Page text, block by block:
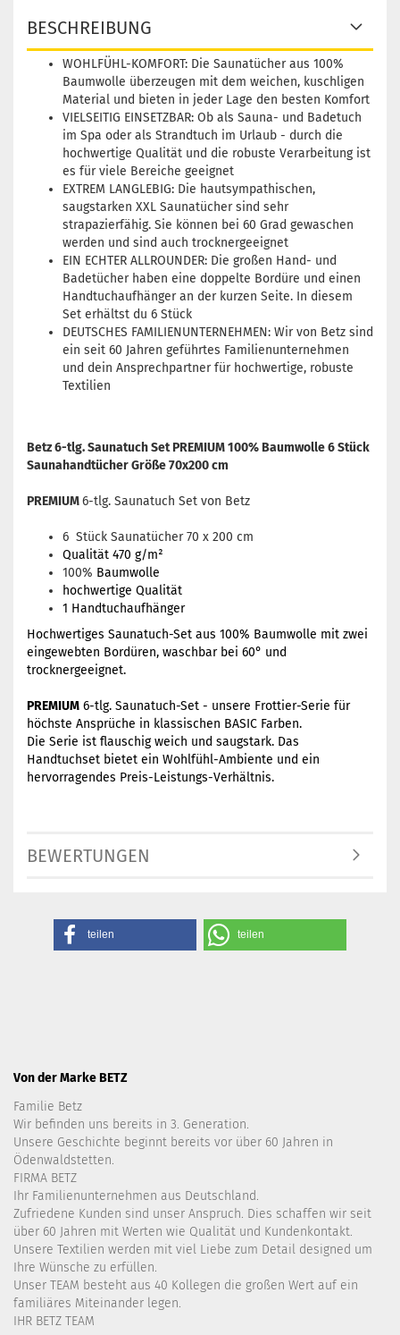
BESCHREIBUNG
WOHLFÜHL-KOMFORT: Die Saunatücher aus 100%
Baumwolle überzeugen mit dem weichen, kuschligen
Material und bieten in jeder Lage den besten Komfort
VIELSEITIG EINSETZBAR: Ob als Sauna- und Badetuch
im Spa oder als Strandtuch im Urlaub - durch die
hochwertige Qualität und die robuste Verarbeitung ist
es für viele Bereiche geeignet
EXTREM LANGLEBIG: Die hautsympathischen,
saugstarken XXL Saunatücher sind sehr
strapazierfähig. Sie können bei 60 Grad gewaschen
werden und sind auch trocknergeeignet
EIN ECHTER ALLROUNDER: Die großen Hand- und
Badetücher haben eine doppelte Bordüre und einen
Handtuchaufhänger an der kurzen Seite. In diesem
Set erhältst du 6 Stück
DEUTSCHES FAMILIENUNTERNEHMEN: Wir von Betz sind
ein seit 60 Jahren geführtes Familienunternehmen
und dein Ansprechpartner für hochwertige, robuste
Textilien
Betz 6-tlg. Saunatuch Set PREMIUM 100% Baumwolle 6 Stück
Saunahandtücher Größe 70x200 cm
PREMIUM6-tlg. Saunatuch Set von Betz
6 Stück Saunatücher 70 x 200 cm
Qualität 470 g/m²
100% Baumwolle
hochwertige Qualität
1 Handtuchaufhänger
Hochwertiges Saunatuch-Set aus 100% Baumwolle mit zwei
eingewebten Bordüren, waschbar bei 60° und
trocknergeeignet.
PREMIUM 6-tlg. Saunatuch-Set - unsere Frottier-Serie für
höchste Ansprüche in klassischen BASIC Farben.
Die Serie ist flauschig weich und saugstark. Das
Handtuchset bietet ein Wohlfühl-Ambiente und ein
hervorragendes Preis-Leistungs-Verhältnis.
BEWERTUNGEN
teilen teilen
Von der Marke BETZ
Familie Betz
Wir befinden uns bereits in 3. Generation.
Unsere Geschichte beginnt bereits vor über 60 Jahren in
Ödenwaldstetten.
FIRMA BETZ
Ihr Familienunternehmen aus Deutschland.
Zufriedene Kunden sind unser Anspruch. Dies schaffen wir seit
über 60 Jahren mit Werten wie Qualität und Kundenkontakt.
Unsere Textilien werden mit viel Liebe zum Detail designed um
Ihre Wünsche zu erfüllen.
Unser TEAM besteht aus 40 Kollegen die großen Wert auf ein
familiäres Miteinander legen.
IHR BETZ TEAM